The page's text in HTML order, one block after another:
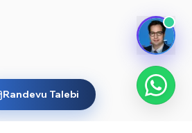
Randevu Talebi